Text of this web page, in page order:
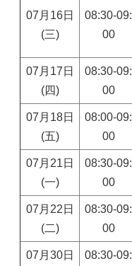
07月16日
(三)
08:30-09:
00
07月17日
(四)
08:30-09:
00
07月18日
(五)
08:00-09:
00
07月21日
(一)
08:30-09:
00
07月22日
(二)
08:30-09:
00
07月30日
08:30-09: